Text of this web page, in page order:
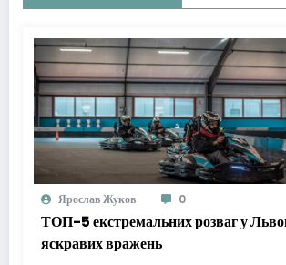
Ярослав Жуков 0
ТОП-5 екстремальних розваг у
яскравих вражень